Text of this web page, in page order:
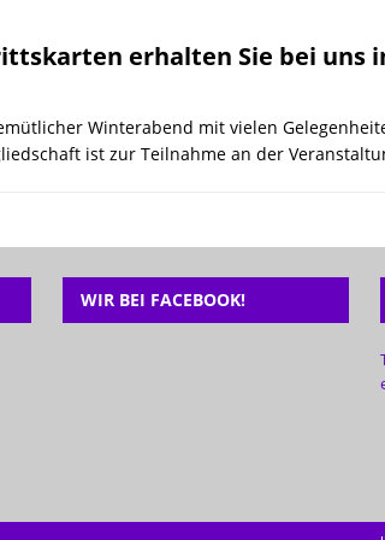
erhalten Sie bei uns
Winterabend mit vielen
ist zur Teilnahme an der
WIR BEI FACEBOOK!